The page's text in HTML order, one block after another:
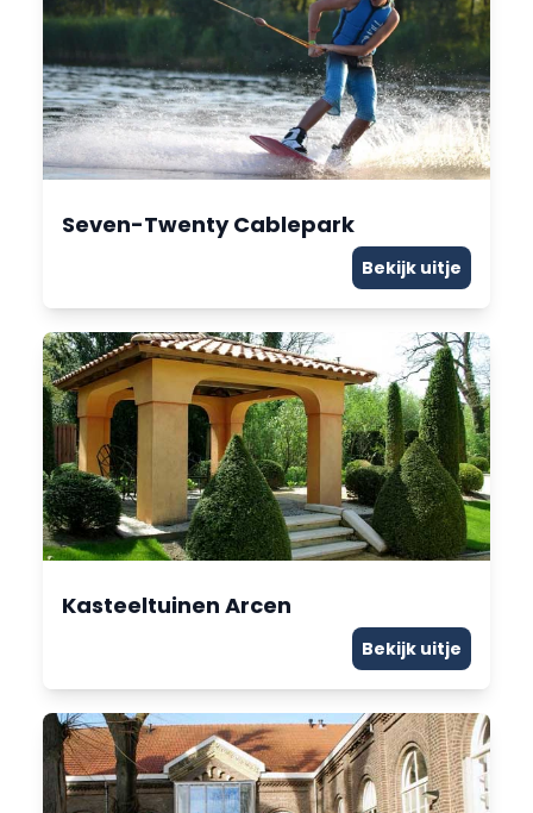
Seven-Twenty Cablepark
Bekijk uitje
Kasteeltuinen Arcen
Bekijk uitje